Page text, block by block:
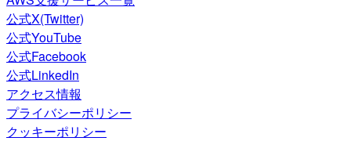
公式X(Twitter)
公式YouTube
公式Facebook
公式LinkedIn
アクセス情報
プライバシーポリシー
クッキーポリシー